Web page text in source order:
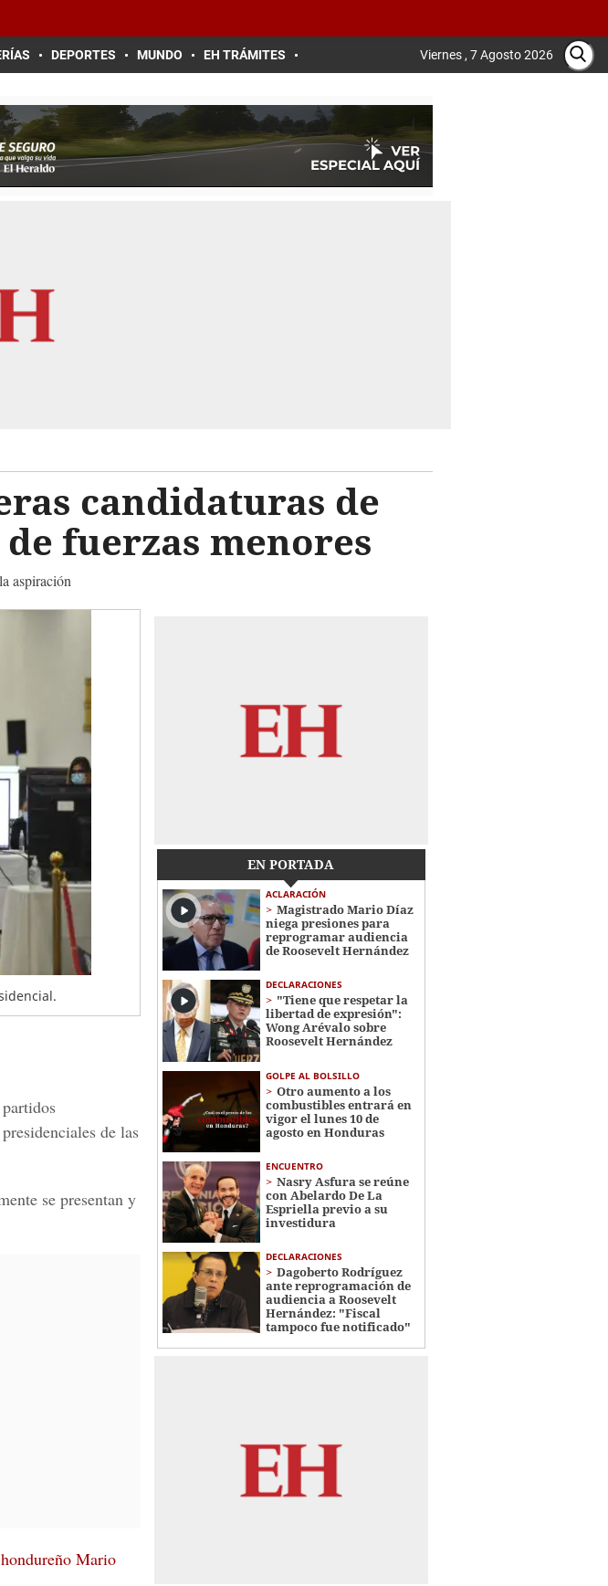
DEPORTES MUNDO EH TRÁMITES Viernes , 7 Agosto 2026
candidaturas de
fuerzas menores
aspiración
de las
se presentan y
Mario
EN PORTADA
ACLARACIÓN
Magistrado Mario Díaz
niega presiones para
reprogramar audiencia
de Roosevelt Hernández
DECLARACIONES
"Tiene que respetar la
libertad de expresión":
Wong Arévalo sobre
Roosevelt Hernández
GOLPE AL BOLSILLO
Otro aumento a los
combustibles entrará en
vigor el lunes 10 de
agosto en Honduras
ENCUENTRO
Nasry Asfura se reúne
con Abelardo De La
Espriella previo a su
investidura
DECLARACIONES
Dagoberto Rodríguez
ante reprogramación de
audiencia a Roosevelt
Hernández: "Fiscal
tampoco fue notificado"